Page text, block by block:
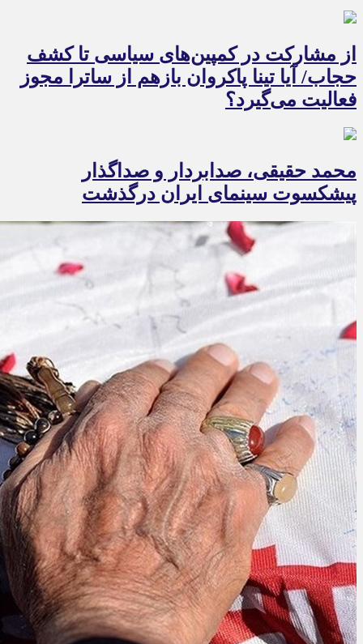
از مشارکت در کمپین‌های سیاسی تا کشف
حجاب/ آیا تینا پاکروان بازهم از ساترا مجوز
فعالیت می‌گیرد؟
محمد حقیقی، صدابردار و صداگذار
پیشکسوت سینمای ایران درگذشت